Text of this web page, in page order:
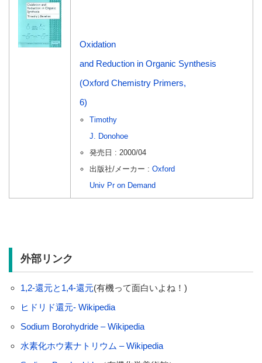
Oxidation
and Reduction in Organic Synthesis
(Oxford Chemistry Primers,
6)
Timothy
J. Donohoe
発売日 : 2000/04
出版社/メーカー : Oxford
Univ Pr on Demand
外部リンク
1,2-還元と1,4-還元(有機って面白いよね！)
ヒドリド還元- Wikipedia
Sodium Borohydride – Wikipedia
水素化ホウ素ナトリウム – Wikipedia